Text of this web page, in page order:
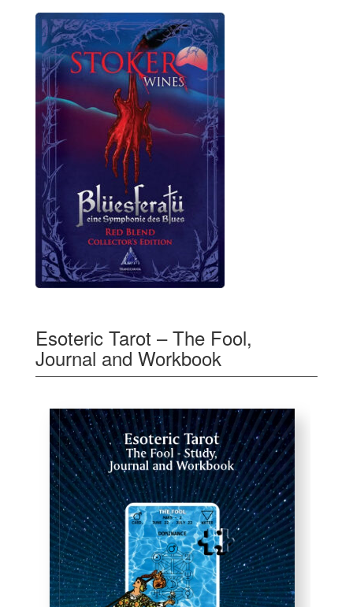
Esoteric Tarot – The Fool,
Journal and Workbook